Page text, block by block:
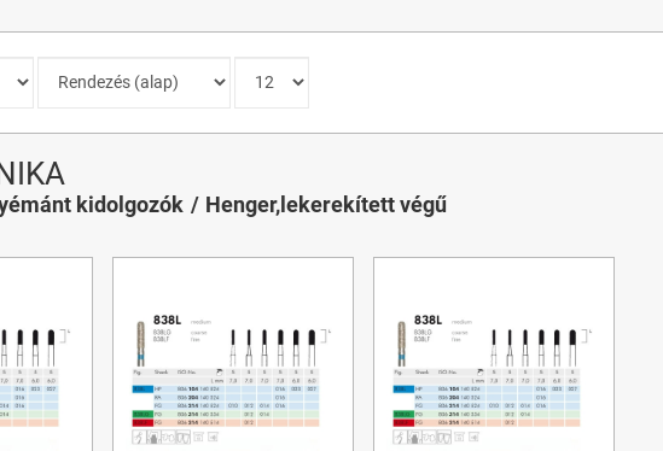
kidolgozók Henger,lekerekített végű